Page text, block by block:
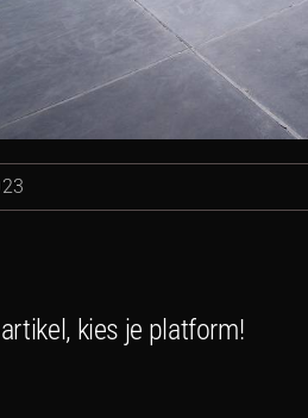
kies je platform!